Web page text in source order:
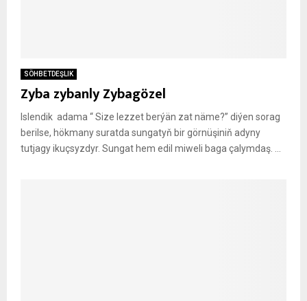
SÖHBETDEŞLIK
Zyba zybanly Zybagözel
Islendik adama “ Size lezzet berýän zat näme?” diýen sorag
berilse, hökmany suratda sungatyň bir görnüşiniň adyny
tutjagy ikuçsyzdyr. Sungat hem edil miweli baga çalymdaş. ...